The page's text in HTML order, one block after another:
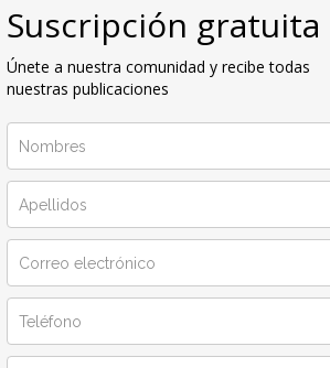
Suscripción gratuita
Únete a nuestra comunidad y recibe todas
nuestras publicaciones